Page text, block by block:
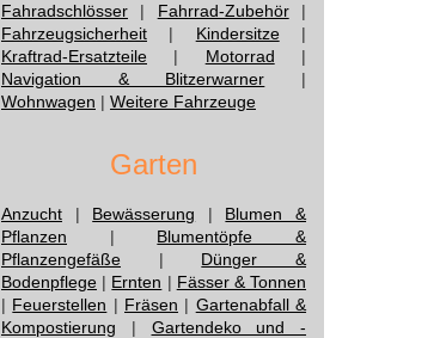
Fahradschlösser | Fahrrad-Zubehör|
Fahrzeugsicherheit | Kindersitze|
Kraftrad-Ersatzteile | Motorrad |
Navigation & Blitzerwarner |
Wohnwagen | Weitere Fahrzeuge
Garten
Anzucht | Bewässerung | Blumen &
Pflanzen | Blumentöpfe &
Pflanzengefäße | Dünger &
Bodenpflege | Ernten | Fässer & Tonnen
| Feuerstellen | Fräsen | Gartenabfall &
Kompostierung | Gartendeko und -